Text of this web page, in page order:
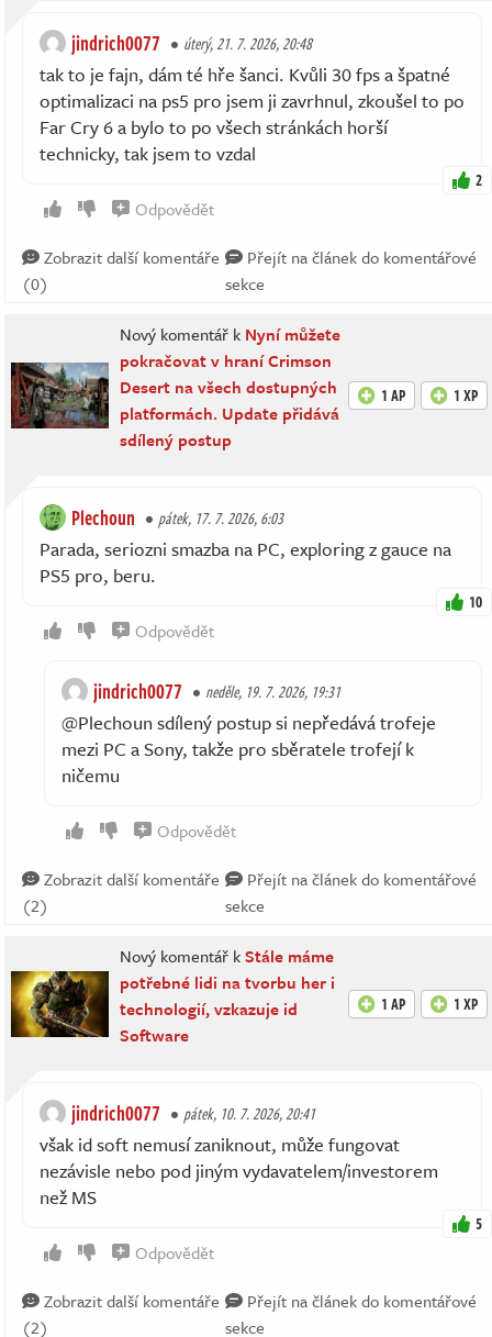
jindrich0077 úterý, 21. 7. 2026, 20:48
tak to je fajn, dám té hře šanci. Kvůli 30 fps a špatné
optimalizaci na ps5 pro jsem ji zavrhnul, zkoušel to po
Far Cry 6 a bylo to po všech stránkách horší
technicky, tak jsem to vzdal
2
Odpovědět
Zobrazit další komentáře
(0)
Přejít na článek do komentářové
sekce
Nový komentář k Nyní můžete
pokračovat v hraní Crimson
Desert na všech dostupných
platformách. Update přidává
sdílený postup
1 AP 1 XP
Plechoun pátek, 17. 7. 2026, 6:03
Parada, seriozni smazba na PC, exploring z gauce na
PS5 pro, beru.
10
Odpovědět
jindrich0077 neděle, 19. 7. 2026, 19:31
@Plechoun sdílený postup si nepředává trofeje
mezi PC a Sony, takže pro sběratele trofejí k
ničemu
Odpovědět
Zobrazit další komentáře
(2)
Přejít na článek do komentářové
sekce
Nový komentář kStále máme
potřebné lidi na tvorbu her i
technologií, vzkazuje id
Software
1 AP 1 XP
jindrich0077 pátek, 10. 7. 2026, 20:41
však id soft nemusí zaniknout, může fungovat
nezávisle nebo pod jiným vydavatelem/investorem
než MS
5
Odpovědět
Zobrazit další komentáře
(2)
Přejít na článek do komentářové
sekce